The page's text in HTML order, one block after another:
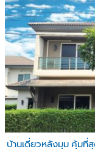
บ้านเดี่ยวหลังมุม คุ้มที่